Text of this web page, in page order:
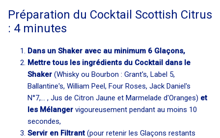
Préparation du Cocktail Scottish Citrus
: 4 minutes
Dans un Shaker avec au minimum 6 Glaçons,
Mettre tous les ingrédients du Cocktail dans le
Shaker (Whisky ou Bourbon : Grant's, Label 5,
Ballantine's, William Peel, Four Roses, Jack Daniel's
N°7,... , Jus de Citron Jaune et Marmelade d'Oranges) et
les Mélanger vigoureusement pendant au moins 10
secondes,
Servir en Filtrant (pour retenir les Glaçons restants